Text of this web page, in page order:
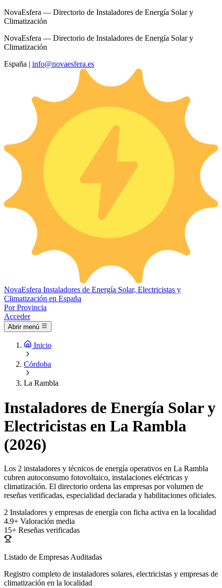
NovaEsfera — Directorio de Instaladores de Energía Solar y
Climatización
NovaEsfera — Directorio de Instaladores de Energía Solar y
Climatización
España | info@novaesfera.es
NovaEsfera Instaladores de Energía Solar, Electricistas y
Climatización en España
Por Provincia
Acceder
Abrir menú
Inicio
Córdoba
La Rambla
Instaladores de Energía Solar y
Electricistas en La Rambla
(2026)
Los 2 instaladores y técnicos de energía operativos en La Rambla
cubren autoconsumo fotovoltaico, instalaciones eléctricas y
climatización. El directorio ordena las empresas por volumen de
reseñas verificadas, especialidad declarada y habilitaciones oficiales.
2 Instaladores y empresas de energía con ficha activa en la localidad
4.9+ Valoración media
15+ Reseñas verificadas
Listado de Empresas Auditadas
Registro completo de instaladores solares, electricistas y empresas de
climatización en la localidad